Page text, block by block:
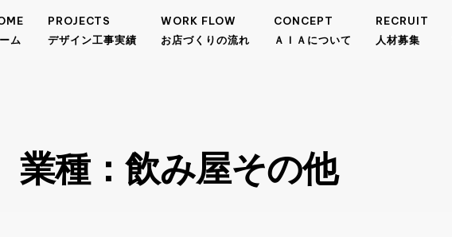
ム
PROJECTS
デザイン工事実績
WORK FLOW
お店づくりの流れ
CONCEPT
ＡＩＡについて
RECRUIT
人材募集
業種：飲み屋その他